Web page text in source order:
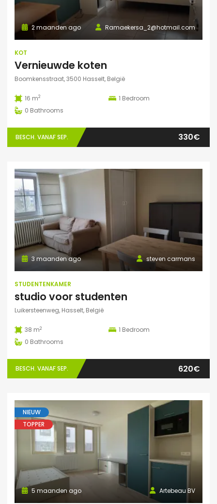
Ramaekersa_2@hotmail.com
2 maanden ago
KOT
Vernieuwde koten
Boomkensstraat, 3500 Hasselt, België
16 m2 1 Bedroom
0 Bathrooms
BESCH. VANAF SEP. 330€
steven carmans
3 maanden ago
STUDENTENKAMER
studio voor studenten
Luikersteenweg, Hasselt, België
38 m2 1 Bedroom
0 Bathrooms
BESCH. VANAF SEP. 620€
NIEUW
TOPPER
Artebeau BV
5 maanden ago